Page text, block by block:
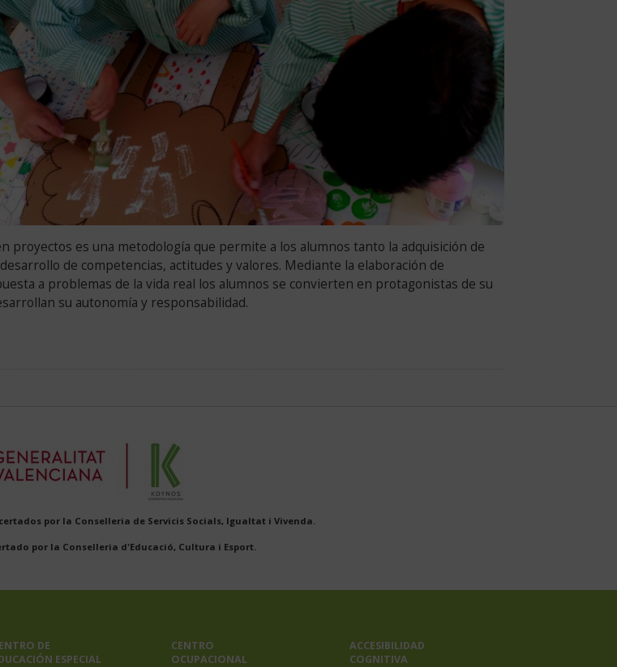
proyectos es una metodología que permite a los alumnos tanto la adquisición de
de competencias, actitudes y valores. Mediante la elaboración de
a problemas de la vida real los alumnos se convierten en protagonistas de su
su autonomía y responsabilidad.
por la Conselleria de Servicis Socials, Igualtat i Vivenda.
por la Conselleria d'Educació, Cultura i Esport.
DE
ESPECIAL
CENTRO
OCUPACIONAL
ACCESIBILIDAD
COGNITIVA